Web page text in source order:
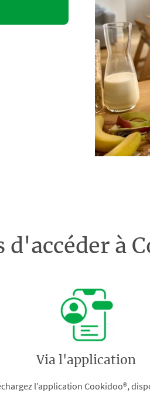
d'accéder à
Via l'application
l’application Cookidoo®,